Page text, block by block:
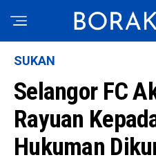
SUKAN
Selangor FC
Rayuan
Hukuman